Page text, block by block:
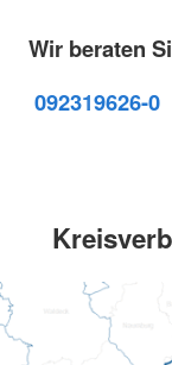
Wir beraten
092319626-0